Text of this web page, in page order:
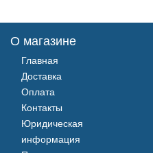
О магазине
Главная
Доставка
Оплата
Контакты
Юридическая
информация